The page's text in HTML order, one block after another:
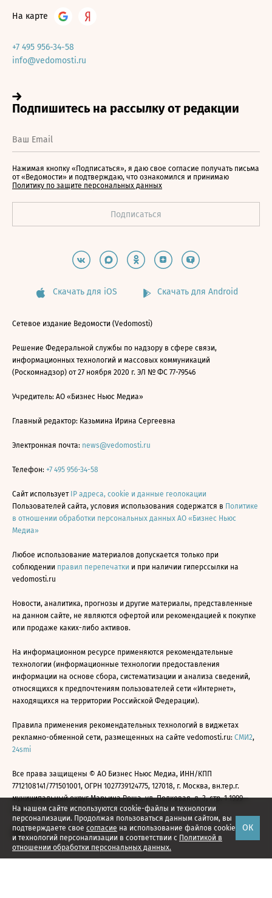
На нашем сайте используются cookie-файлы и технологии
персонализации. Продолжая пользоваться данным сайтом, вы
подтверждаете свое согласие на использование файлов cookie
и технологий персонализации в соответствии с Политикой в
отношении обработки персональных данных.
ОК
На карте
+7 495 956-34-58
info@vedomosti.ru
Нажимая кнопку «Подписаться», я даю свое согласие получать письма
от «Ведомости» и подтверждаю, что ознакомился и принимаю
Политику по защите персональных данных
Скачать для iOS Скачать для Android
Сетевое издание Ведомости (Vedomosti)
Решение Федеральной службы по надзору в сфере связи,
информационных технологий и массовых коммуникаций
(Роскомнадзор) от 27 ноября 2020 г. ЭЛ № ФС 77-79546
Учредитель: АО «Бизнес Ньюс Медиа»
Главный редактор: Казьмина Ирина Сергеевна
Электронная почта: news@vedomosti.ru
Телефон: +7 495 956-34-58
Сайт использует IP адреса, cookie и данные геолокации
Пользователей сайта, условия использования содержатся в Политике
в отношении обработки персональных данных АО «Бизнес Ньюс
Медиа»
Любое использование материалов допускается только при
соблюдении правил перепечатки и при наличии гиперссылки на
vedomosti.ru
Новости, аналитика, прогнозы и другие материалы, представленные
на данном сайте, не являются офертой или рекомендацией к покупке
или продаже каких-либо активов.
На информационном ресурсе применяются рекомендательные
технологии (информационные технологии предоставления
информации на основе сбора, систематизации и анализа сведений,
относящихся к предпочтениям пользователей сети «Интернет»,
находящихся на территории Российской Федерации).
Правила применения рекомендательных технологий в виджетах
рекламно-обменной сети, размещенных на сайте vedomosti.ru: СМИ2,
24smi
Все права защищены © АО Бизнес Ньюс Медиа, ИНН/КПП
7712108141/771501001, ОГРН 1027739124775, 127018, г. Москва, вн.тер.г.
муниципальный округ Марьина Роща, ул. Полковая, д. 3, стр. 1 1999—
2026